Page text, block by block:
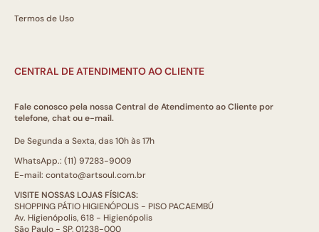
Termos de Uso
CENTRAL DE ATENDIMENTO AO CLIENTE
Fale conosco pela nossa Central de Atendimento ao Cliente por
telefone, chat ou e-mail.
De Segunda a Sexta, das 10h às 17h
WhatsApp.: (11) 97283-9009
E-mail: contato@artsoul.com.br
VISITE NOSSAS LOJAS FÍSICAS:
SHOPPING PÁTIO HIGIENÓPOLIS - PISO PACAEMBÚ
Av. Higienópolis, 618 - Higienópolis
São Paulo - SP, 01238-000